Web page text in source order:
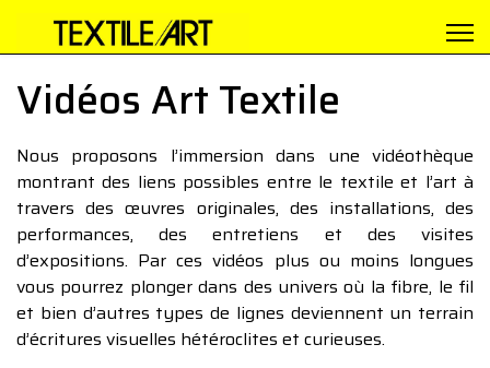
Vidéos Art Textile
Nous proposons l’immersion dans une vidéothèque
montrant des liens possibles entre le textile et l’art à
travers des œuvres originales, des installations, des
performances, des entretiens et des visites
d’expositions. Par ces vidéos plus ou moins longues
vous pourrez plonger dans des univers où la fibre, le fil
et bien d’autres types de lignes deviennent un terrain
d’écritures visuelles hétéroclites et curieuses.